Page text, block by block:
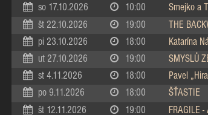
so 17.10.2026 10:00 Smejko a
št 22.10.2026 19:00 THE
pi 23.10.2026 18:00 Katarína
ut 27.10.2026 19:00 SMYSLŮ
st 4.11.2026 18:00 Pavel
po 9.11.2026 18:00 ŠŤASTIE
št 12.11.2026 19:00 FRAGILE